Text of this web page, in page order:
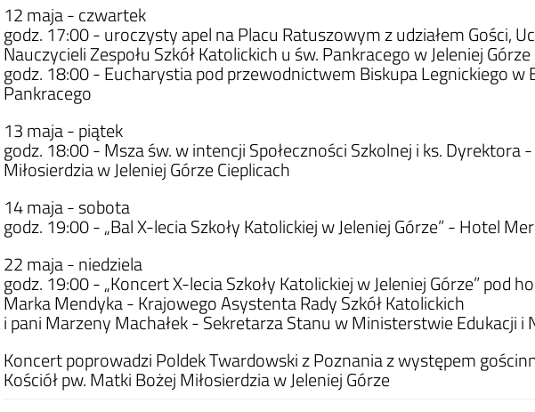
12 maja - czwartek
godz. 17:00 - uroczysty apel na Placu Ratuszowym z udziałem Gości,
Nauczycieli Zespołu Szkół Katolickich u św. Pankracego w Jeleniej Górze
godz. 18:00 - Eucharystia pod przewodnictwem Biskupa Legnickiego w
Pankracego
13 maja - piątek
godz. 18:00 - Msza św. w intencji Społeczności Szkolnej i ks. Dyrektora
Miłosierdzia w Jeleniej Górze Cieplicach
14 maja - sobota
godz. 19:00 - „Bal X-lecia Szkoły Katolickiej w Jeleniej Górze” - Hotel
22 maja - niedziela
godz. 19:00 - „Koncert X-lecia Szkoły Katolickiej w Jeleniej Górze” pod
Marka Mendyka - Krajowego Asystenta Rady Szkół Katolickich
i pani Marzeny Machałek - Sekretarza Stanu w Ministerstwie Edukacji i
Koncert poprowadzi Poldek Twardowski z Poznania z występem
Kościół pw. Matki Bożej Miłosierdzia w Jeleniej Górze